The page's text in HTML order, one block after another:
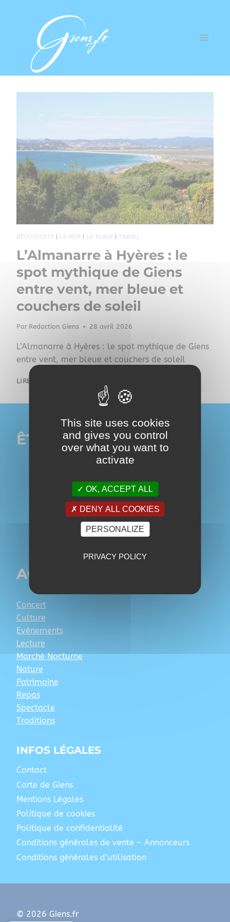
DÉCOUVERTE LA MER LA PLAGE TRAVEL
L’Almanarre à Hyères : le
spot mythique de Giens
entre vent, mer bleue et
couchers de soleil
Par Redaction Giens 28 avril 2026
L’Almanarre à Hyères : le spot mythique de Giens
entre vent, mer bleue et couchers de soleil
LIRE LA SUITE
ÊTRE PRÉSENT SUR
AGENDA
Concert
Culture
Evènements
Lecture
Marché Nocturne
Nature
Patrimoine
Repas
Spectacle
Traditions
INFOS LÉGALES
Contact
Carte de Giens
Mentions Légales
Politique de cookies
Politique de confidentialité
Conditions générales de vente – Annonceurs
Conditions générales d’utilisation
© 2026 Giens.fr
This site uses cookies
and gives you control
over what you want to
activate
OK, ACCEPT ALL
DENY ALL COOKIES
PERSONALIZE
PRIVACY POLICY